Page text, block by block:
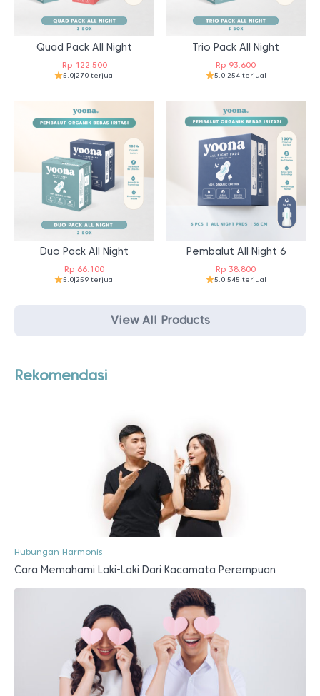
Quad Pack All Night
Rp122.500
5.0|270 terjual
Trio Pack All Night
Rp 93.600
5.0|254 terjual
Duo Pack All Night
Rp 66.100
5.0|259 terjual
Pembalut All Night 6
Rp 38.800
5.0|545 terjual
View All Products
Rekomendasi
Hubungan Harmonis
Cara Memahami Laki-Laki Dari Kacamata Perempuan